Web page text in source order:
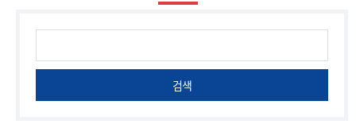
검색